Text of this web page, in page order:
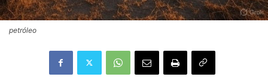
petróleo